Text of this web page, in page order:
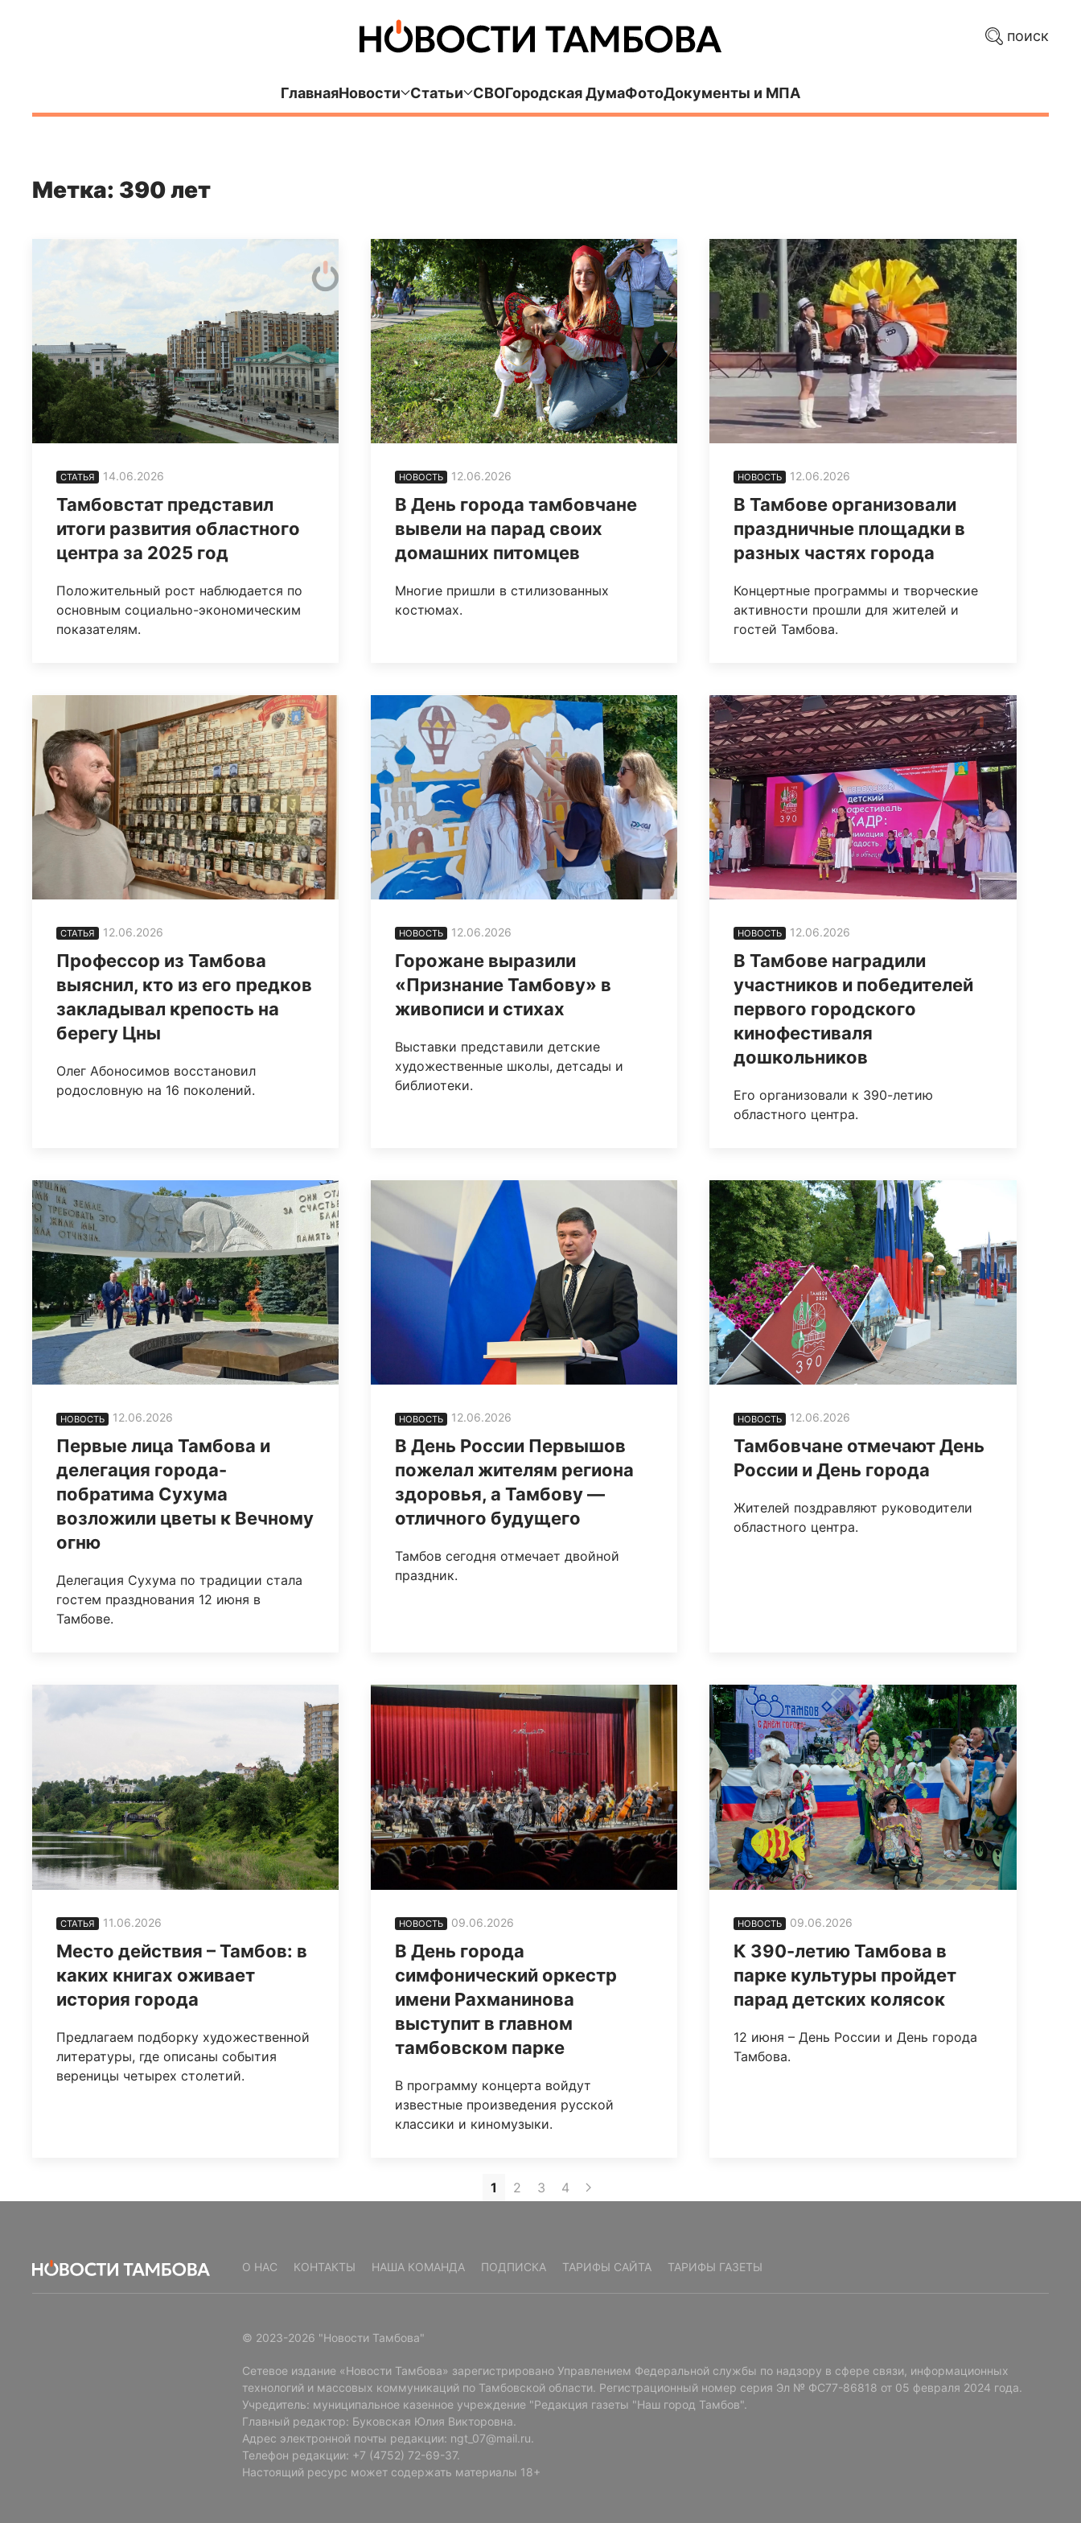
поиск
ГлавнаяНовости Статьи СВОГородская ДумаФотоДокументы и МПА
Метка: 390 лет
СТАТЬЯ 14.06.2026
Тамбовстат представил
итоги развития областного
центра за 2025 год
Положительный рост наблюдается по
основным социально-экономическим
показателям.
НОВОСТЬ 12.06.2026
В День города тамбовчане
вывели на парад своих
домашних питомцев
Многие пришли в стилизованных
костюмах.
НОВОСТЬ 12.06.2026
В Тамбове организовали
праздничные площадки в
разных частях города
Концертные программы и творческие
активности прошли для жителей и
гостей Тамбова.
СТАТЬЯ 12.06.2026
Профессор из Тамбова
выяснил, кто из его предков
закладывал крепость на
берегу Цны
Олег Абоносимов восстановил
родословную на 16 поколений.
НОВОСТЬ 12.06.2026
Горожане выразили
«Признание Тамбову» в
живописи и стихах
Выставки представили детские
художественные школы, детсады и
библиотеки.
НОВОСТЬ 12.06.2026
В Тамбове наградили
участников и победителей
первого городского
кинофестиваля
дошкольников
Его организовали к 390-летию
областного центра.
НОВОСТЬ 12.06.2026
Первые лица Тамбова и
делегация города-
побратима Сухума
возложили цветы к Вечному
огню
Делегация Сухума по традиции стала
гостем празднования 12 июня в
Тамбове.
НОВОСТЬ 12.06.2026
В День России Первышов
пожелал жителям региона
здоровья, а Тамбову —
отличного будущего
Тамбов сегодня отмечает двойной
праздник.
НОВОСТЬ 12.06.2026
Тамбовчане отмечают День
России и День города
Жителей поздравляют руководители
областного центра.
СТАТЬЯ 11.06.2026
Место действия – Тамбов: в
каких книгах оживает
история города
Предлагаем подборку художественной
литературы, где описаны события
вереницы четырех столетий.
НОВОСТЬ 09.06.2026
В День города
симфонический оркестр
имени Рахманинова
выступит в главном
тамбовском парке
В программу концерта войдут
известные произведения русской
классики и киномузыки.
НОВОСТЬ 09.06.2026
К 390-летию Тамбова в
парке культуры пройдет
парад детских колясок
12 июня – День России и День города
Тамбова.
1 2 3 4
О НАС КОНТАКТЫ НАША КОМАНДА ПОДПИСКА ТАРИФЫ САЙТА ТАРИФЫ ГАЗЕТЫ
© 2023-2026 "Новости Тамбова"
Сетевое издание «Новости Тамбова» зарегистрировано Управлением Федеральной службы по надзору в сфере связи, информационных
технологий и массовых коммуникаций по Тамбовской области. Регистрационный номер серия Эл № ФС77-86818 от 05 февраля 2024 года.
Учредитель: муниципальное казенное учреждение "Редакция газеты "Наш город Тамбов".
Главный редактор: Буковская Юлия Викторовна.
Адрес электронной почты редакции: ngt_07@mail.ru.
Телефон редакции: +7 (4752) 72-69-37.
Настоящий ресурс может содержать материалы 18+